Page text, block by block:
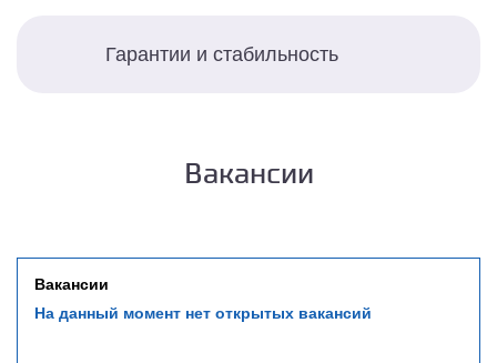
Гарантии и стабильность
Вакансии
Вакансии
На данный момент нет открытых вакансий